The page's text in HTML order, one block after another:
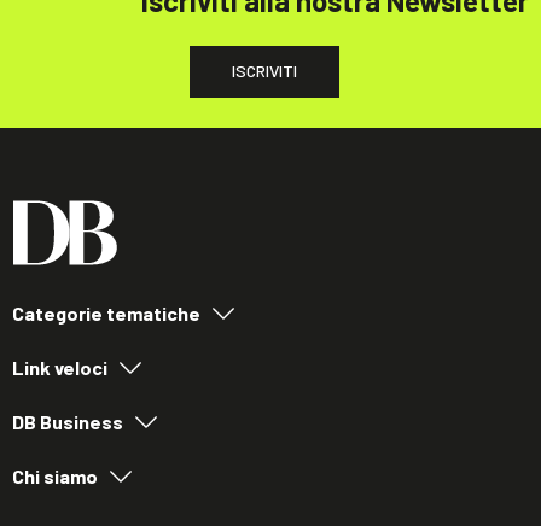
ISCRIVITI
Categorie tematiche
Link veloci
DB Business
Chi siamo